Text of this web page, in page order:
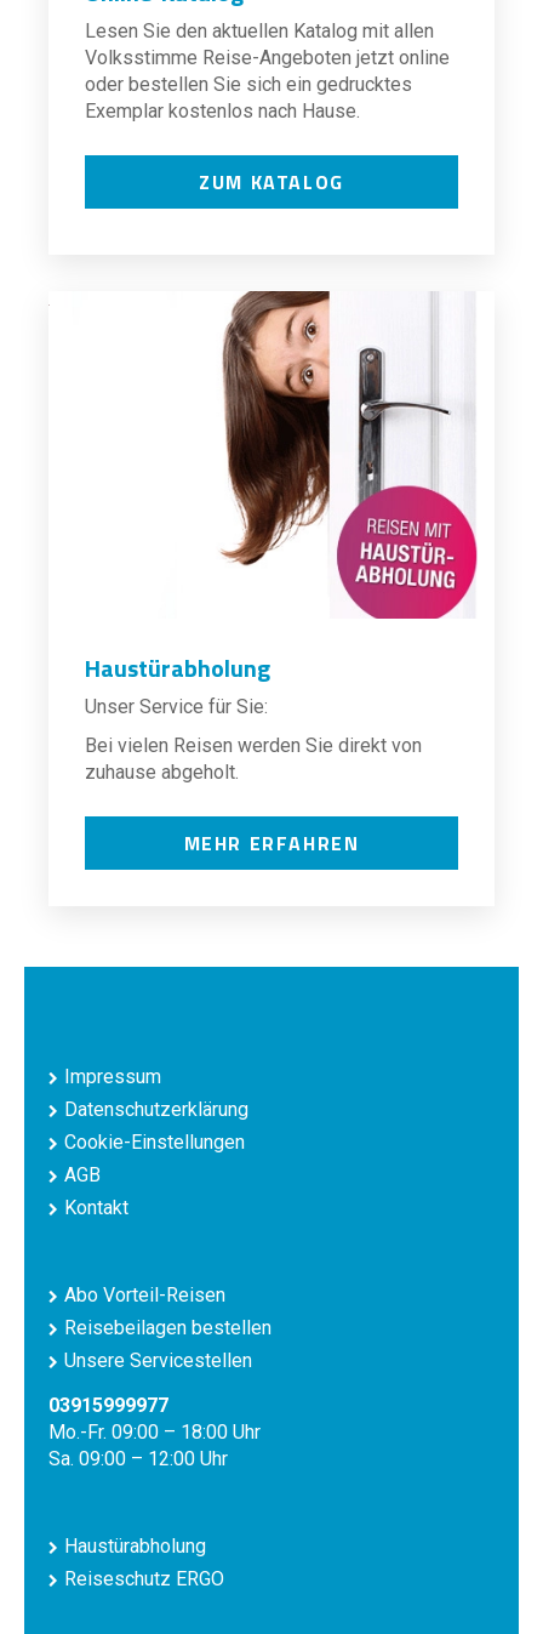
Lesen Sie den aktuellen Katalog mit allen
Volksstimme Reise-Angeboten jetzt online
oder bestellen Sie sich ein gedrucktes
Exemplar kostenlos nach Hause.
ZUM KATALOG
Haustürabholung
Unser Service für Sie:
Bei vielen Reisen werden Sie direkt von
zuhause abgeholt.
MEHR ERFAHREN
Impressum
Datenschutzerklärung
Cookie-Einstellungen
AGB
Kontakt
Abo Vorteil-Reisen
Reisebeilagen bestellen
Unsere Servicestellen
03915999977
Mo.-Fr. 09:00 – 18:00 Uhr
Sa. 09:00 – 12:00 Uhr
Haustürabholung
Reiseschutz ERGO